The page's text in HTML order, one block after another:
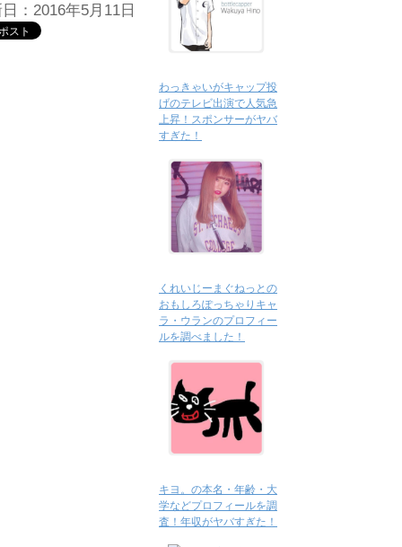
：2016年5月11日
わっきゃいがキャップ投
げのテレビ出演で人気急
上昇！スポンサーがヤバ
すぎた！
くれいじーまぐねっとの
おもしろぽっちゃりキャ
ラ・ウランのプロフィー
ルを調べました！
キヨ。の本名・年齢・大
学などプロフィールを調
査！年収がヤバすぎた！